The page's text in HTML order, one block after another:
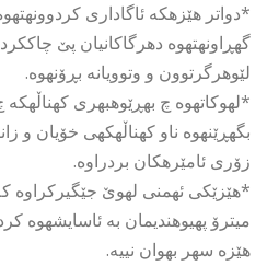
*دواتر هێزهكه ئاگاداری
گهڕاونهتهوه دهرگاكانیان پێ
لێوهرگرتوون و وتوویانه بڕۆنهوه.
*لهوكاتهوه چ بهڕێوهبهری كهناڵهكه
بگهڕێنهوه ناو كهناڵهكهی خۆیان و
زۆری ئامێرهكان بردراوه.
*هێزێكی ئهمنی لهوێ جێگیركراوه
میترۆ پهیوهندیمان به ئاسایشهوه
هێزه سهر بهوان نییه.